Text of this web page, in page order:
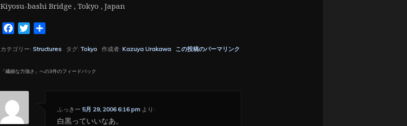
Kiyosu-bashi Bridge , Tokyo , Japan
FacebookTwitter
カテゴリー: Structures タグ: Tokyo 作成者: Kazuya Urakawa この投稿のパーマリンク
「繊細な力強さ 」への3件のフィードバック
ふっきー 5月 29, 2006 6:16 pm より:
白黒っていいなあ。